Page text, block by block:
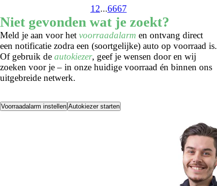
1 2...6667
Niet gevonden wat je zoekt?
Meld je aan voor het voorraadalarm en ontvang direct
een notificatie zodra een (soortgelijke) auto op voorraad is.
Of gebruik de autokiezer, geef je wensen door en wij
zoeken voor je – in onze huidige voorraad én binnen ons
uitgebreide netwerk.
Voorraadalarm instellen Autokiezer starten